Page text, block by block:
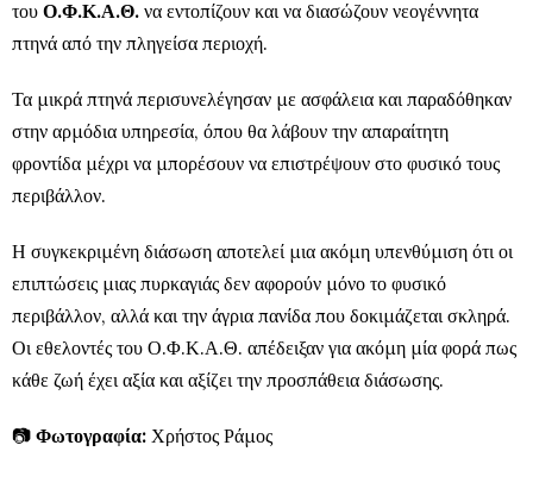
του Ο.Φ.Κ.Α.Θ. να εντοπίζουν και να διασώζουν νεογέννητα
πτηνά από την πληγείσα περιοχή.
Τα μικρά πτηνά περισυνελέγησαν με ασφάλεια και παραδόθηκαν
στην αρμόδια υπηρεσία, όπου θα λάβουν την απαραίτητη
φροντίδα μέχρι να μπορέσουν να επιστρέψουν στο φυσικό τους
περιβάλλον.
Η συγκεκριμένη διάσωση αποτελεί μια ακόμη υπενθύμιση ότι οι
επιπτώσεις μιας πυρκαγιάς δεν αφορούν μόνο το φυσικό
περιβάλλον, αλλά και την άγρια πανίδα που δοκιμάζεται σκληρά.
Οι εθελοντές του Ο.Φ.Κ.Α.Θ. απέδειξαν για ακόμη μία φορά πως
κάθε ζωή έχει αξία και αξίζει την προσπάθεια διάσωσης.
📷 Φωτογραφία: Χρήστος Ράμος